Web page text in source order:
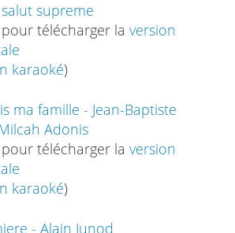
supreme
télécharger la version
karaoké)
ma famille - Jean-Baptiste
Adonis
télécharger la version
karaoké)
- Alain Junod